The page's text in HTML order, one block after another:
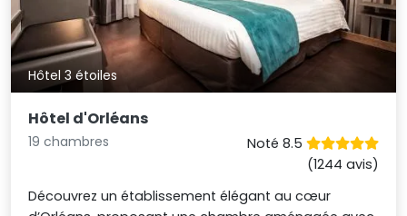
Hôtel 3 étoiles
Hôtel d'Orléans
19 chambres
Noté 8.5
(1244 avis)
Découvrez un établissement élégant au cœur